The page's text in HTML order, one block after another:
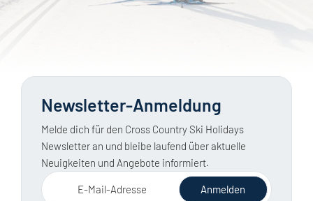
Newsletter-Anmeldung
Melde dich für den Cross Country Ski Holidays
Newsletter an und bleibe laufend über aktuelle
Neuigkeiten und Angebote informiert.
E-Mail-Adresse Anmelden